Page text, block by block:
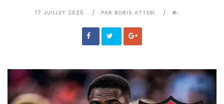
17 JUILLET 2025 PAR BORIS ATTEBI